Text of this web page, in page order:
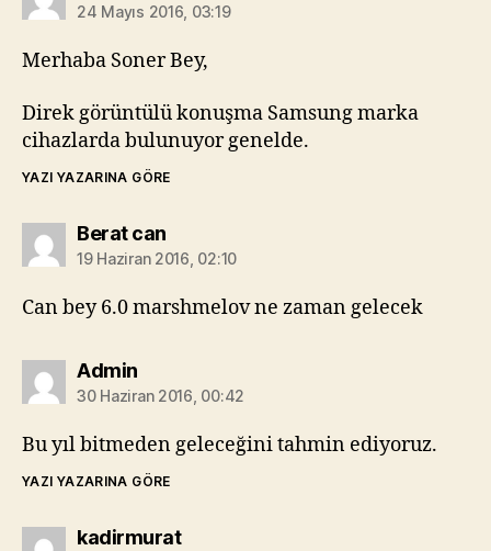
24 Mayıs 2016, 03:19
Merhaba Soner Bey,
Direk görüntülü konuşma Samsung marka
cihazlarda bulunuyor genelde.
YAZI YAZARINA GÖRE
Berat candiyorki:
19 Haziran 2016, 02:10
Can bey 6.0 marshmelov ne zaman gelecek
Admindiyorki:
30 Haziran 2016, 00:42
Bu yıl bitmeden geleceğini tahmin ediyoruz.
YAZI YAZARINA GÖRE
kadirmuratdiyorki: